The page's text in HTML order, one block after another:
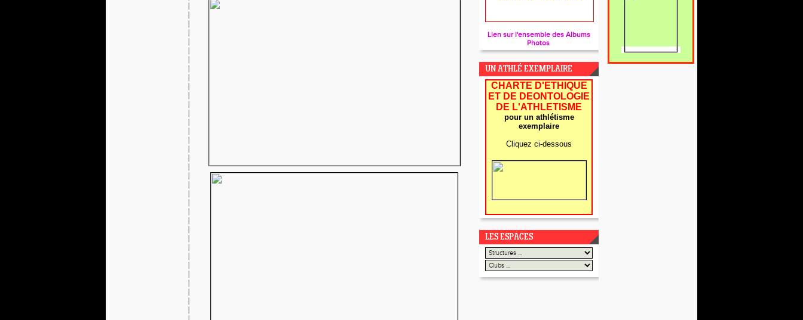
Lien sur l'ensemble des Albums
Photos
UN ATHLÉ EXEMPLAIRE
CHARTE D'ETHIQUE
ET DE DEONTOLOGIE
DE L'ATHLETISME
pour un athlétisme
exemplaire
Cliquez ci-dessous
LES ESPACES